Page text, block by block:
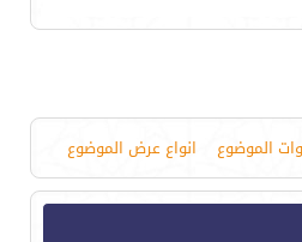
الموضوع انواع عرض الموضوع